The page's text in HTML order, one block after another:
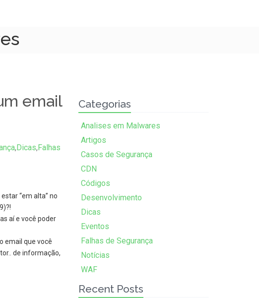
email
,Dicas,Falhas
“em alta” no
aí e você poder
email que você
de informação,
Categorias
Analises em Malwares
Artigos
Casos de Segurança
CDN
Códigos
Desenvolvimento
Dicas
Eventos
Falhas de Segurança
Notícias
WAF
Recent Posts